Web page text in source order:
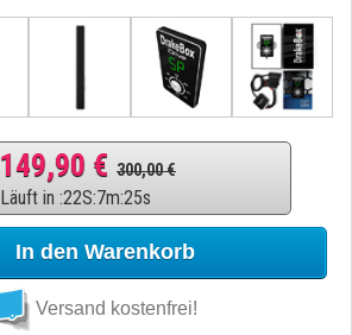
149,90 € 300,00 €
Läuft in :22S:7m:24s
In den Warenkorb
Versand kostenfrei!